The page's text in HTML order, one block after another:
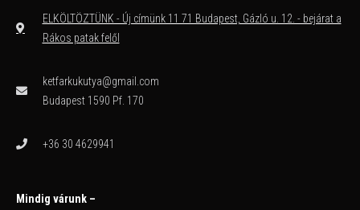
ELKÖLTÖZTÜNK - Új címünk 11 71 Budapest, Gázló u. 12. - bejárat a
Rákos patak felől
ketfarkukutya@gmail.com
Budapest 1590 Pf. 170
+36 30 4629941
Mindig várunk –